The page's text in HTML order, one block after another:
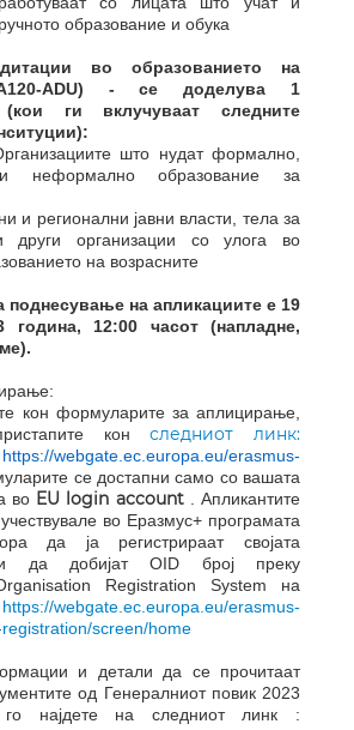
образование и обука
во образованието на
ADU) - се доделува 1
(кои ги вклучуваат следните
што нудат формално,
неформално образование за
јавни власти, тела за
други организации со улога во
на возрасните
поднесување на апликациите е 19
година, 12:00 часот (напладне,
кон формуларите за аплицирање,
конследниот линк:
https://webgate.ec.europa.eu/erasmus-
се достапни само со вашата
во EU login account. Апликантите
во Еразмус+ програмата
да ја регистрираат својата
и да добијат OID број преку
Registration System на
https://webgate.ec.europa.eu/erasmus-
screen/home
и детали да се прочитаат
од Генералниот повик 2023
најдете на следниот линк :